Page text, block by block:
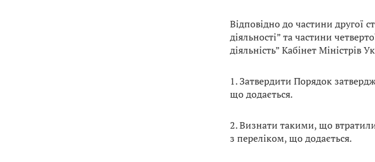
Відповідно до частини другої
діяльності” та частини
діяльність” Кабінет Міністрів
1. Затвердити Порядок
що додається.
2. Визнати такими, що втратили
з переліком, що додається.